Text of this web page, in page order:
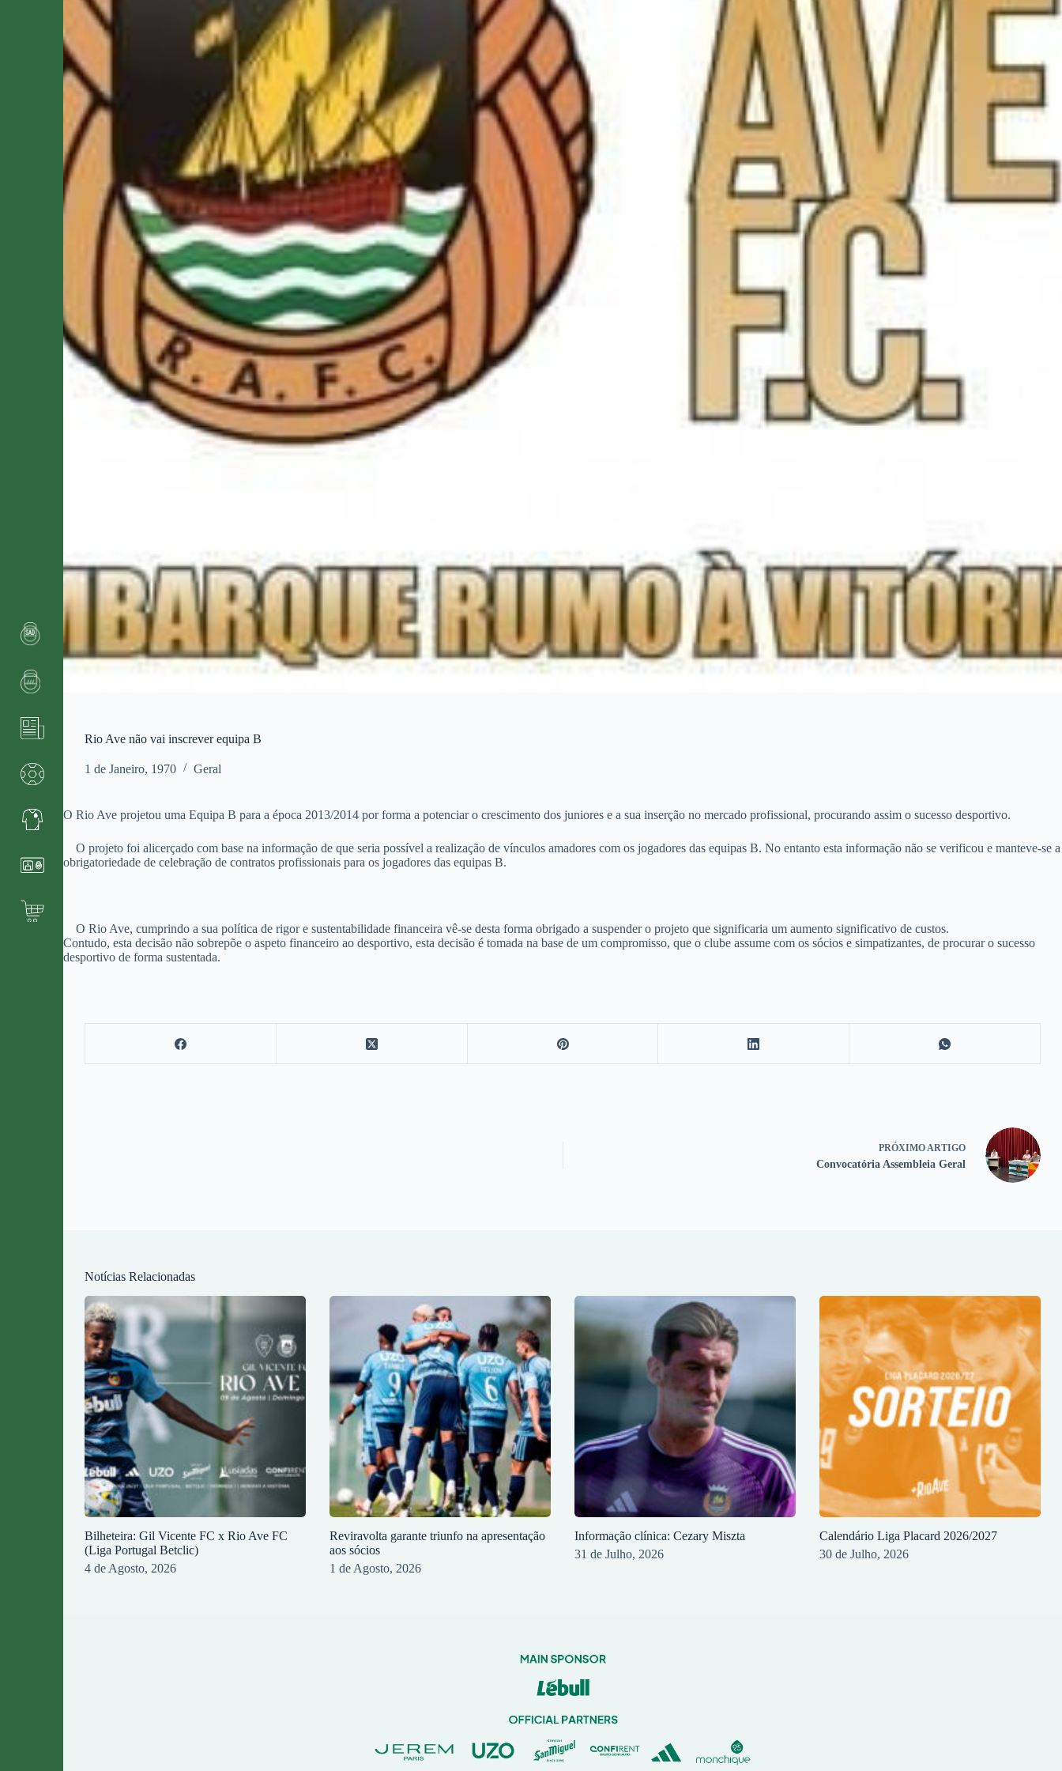
Rio Ave não vai inscrever equipa B
1 de Janeiro, 1970 Geral
O Rio Ave projetou uma Equipa B para a época 2013/2014 por forma a potenciar o crescimento dos juniores e a sua inserção no mercado profissional, procurando assim o sucesso desportivo.
O projeto foi alicerçado com base na informação de que seria possível a realização de vínculos amadores com os jogadores das equipas B. No entanto esta informação não se verificou e manteve-se a
obrigatoriedade de celebração de contratos profissionais para os jogadores das equipas B.
O Rio Ave, cumprindo a sua política de rigor e sustentabilidade financeira vê-se desta forma obrigado a suspender o projeto que significaria um aumento significativo de custos.
Contudo, esta decisão não sobrepõe o aspeto financeiro ao desportivo, esta decisão é tomada na base de um compromisso, que o clube assume com os sócios e simpatizantes, de procurar o sucesso
desportivo de forma sustentada.
PRÓXIMO ARTIGO
Convocatória Assembleia Geral
Notícias Relacionadas
Bilheteira: Gil Vicente FC x Rio Ave FC
(Liga Portugal Betclic)
4 de Agosto, 2026
Reviravolta garante triunfo na apresentação
aos sócios
1 de Agosto, 2026
Informação clínica: Cezary Miszta
31 de Julho, 2026
Calendário Liga Placard 2026/2027
30 de Julho, 2026